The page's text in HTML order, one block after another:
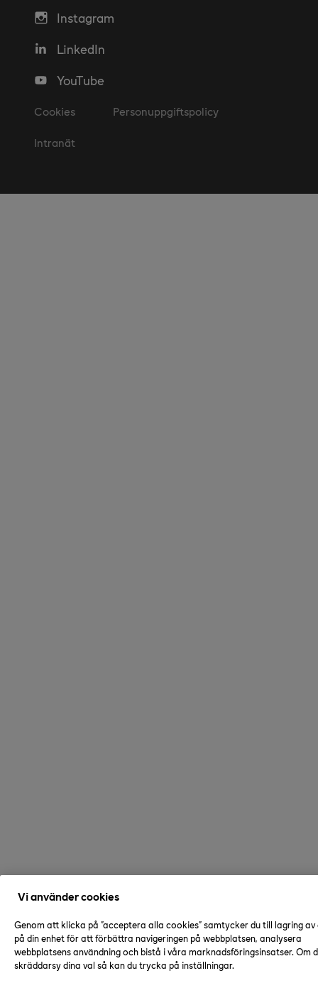
Instagram
LinkedIn
YouTube
Cookies Personuppgiftspolicy
Intranät
Vi använder cookies
Genom att klicka på "acceptera alla cookies" samtycker du till lagring av
på din enhet för att förbättra navigeringen på webbplatsen, analysera
webbplatsens användning och bistå i våra marknadsföringsinsatser. Om
skräddarsy dina val så kan du trycka på inställningar.